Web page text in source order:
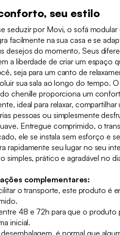
seu estilo
seduzir por Movi, o sofá modular
facilmente na sua casa e se
desejos do momento. Seus
a liberdade de criar um espaço
seja para um canto de
sua sala ao longo do tempo.
chenille proporciona um
ideal para relaxar,
pessoas ou simplesmente
Entregue comprimido, o
ele se instala sem esforço e
rapidamente seu lugar no seu
simples, prático e agradável no
complementares:
o transporte, este produto é
48 e 72h para que o produto
inicial.
é normal que